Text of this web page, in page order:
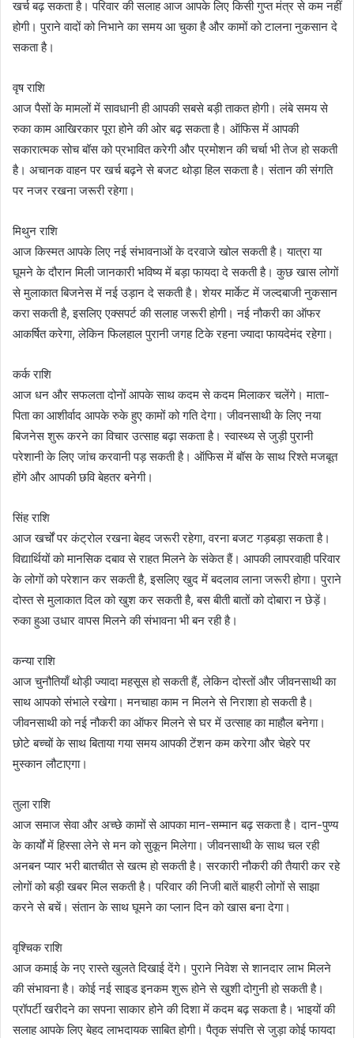
खर्च बढ़ सकता है। परिवार की सलाह आज आपके लिए किसी गुप्त मंत्र से कम नहीं
होगी। पुराने वादों को निभाने का समय आ चुका है और कामों को टालना नुकसान दे
सकता है।
वृष राशि
आज पैसों के मामलों में सावधानी ही आपकी सबसे बड़ी ताकत होगी। लंबे समय से
रुका काम आखिरकार पूरा होने की ओर बढ़ सकता है। ऑफिस में आपकी
सकारात्मक सोच बॉस को प्रभावित करेगी और प्रमोशन की चर्चा भी तेज हो सकती
है। अचानक वाहन पर खर्च बढ़ने से बजट थोड़ा हिल सकता है। संतान की संगति
पर नजर रखना जरूरी रहेगा।
मिथुन राशि
आज किस्मत आपके लिए नई संभावनाओं के दरवाजे खोल सकती है। यात्रा या
घूमने के दौरान मिली जानकारी भविष्य में बड़ा फायदा दे सकती है। कुछ खास लोगों
से मुलाकात बिजनेस में नई उड़ान दे सकती है। शेयर मार्केट में जल्दबाजी नुकसान
करा सकती है, इसलिए एक्सपर्ट की सलाह जरूरी होगी। नई नौकरी का ऑफर
आकर्षित करेगा, लेकिन फिलहाल पुरानी जगह टिके रहना ज्यादा फायदेमंद रहेगा।
कर्क राशि
आज धन और सफलता दोनों आपके साथ कदम से कदम मिलाकर चलेंगे। माता-
पिता का आशीर्वाद आपके रुके हुए कामों को गति देगा। जीवनसाथी के लिए नया
बिजनेस शुरू करने का विचार उत्साह बढ़ा सकता है। स्वास्थ्य से जुड़ी पुरानी
परेशानी के लिए जांच करवानी पड़ सकती है। ऑफिस में बॉस के साथ रिश्ते मजबूत
होंगे और आपकी छवि बेहतर बनेगी।
सिंह राशि
आज खर्चों पर कंट्रोल रखना बेहद जरूरी रहेगा, वरना बजट गड़बड़ा सकता है।
विद्यार्थियों को मानसिक दबाव से राहत मिलने के संकेत हैं। आपकी लापरवाही परिवार
के लोगों को परेशान कर सकती है, इसलिए खुद में बदलाव लाना जरूरी होगा। पुराने
दोस्त से मुलाकात दिल को खुश कर सकती है, बस बीती बातों को दोबारा न छेड़ें।
रुका हुआ उधार वापस मिलने की संभावना भी बन रही है।
कन्या राशि
आज चुनौतियाँ थोड़ी ज्यादा महसूस हो सकती हैं, लेकिन दोस्तों और जीवनसाथी का
साथ आपको संभाले रखेगा। मनचाहा काम न मिलने से निराशा हो सकती है।
जीवनसाथी को नई नौकरी का ऑफर मिलने से घर में उत्साह का माहौल बनेगा।
छोटे बच्चों के साथ बिताया गया समय आपकी टेंशन कम करेगा और चेहरे पर
मुस्कान लौटाएगा।
तुला राशि
आज समाज सेवा और अच्छे कामों से आपका मान-सम्मान बढ़ सकता है। दान-पुण्य
के कार्यों में हिस्सा लेने से मन को सुकून मिलेगा। जीवनसाथी के साथ चल रही
अनबन प्यार भरी बातचीत से खत्म हो सकती है। सरकारी नौकरी की तैयारी कर रहे
लोगों को बड़ी खबर मिल सकती है। परिवार की निजी बातें बाहरी लोगों से साझा
करने से बचें। संतान के साथ घूमने का प्लान दिन को खास बना देगा।
वृश्चिक राशि
आज कमाई के नए रास्ते खुलते दिखाई देंगे। पुराने निवेश से शानदार लाभ मिलने
की संभावना है। कोई नई साइड इनकम शुरू होने से खुशी दोगुनी हो सकती है।
प्रॉपर्टी खरीदने का सपना साकार होने की दिशा में कदम बढ़ सकता है। भाइयों की
सलाह आपके लिए बेहद लाभदायक साबित होगी। पैतृक संपत्ति से जुड़ा कोई फायदा